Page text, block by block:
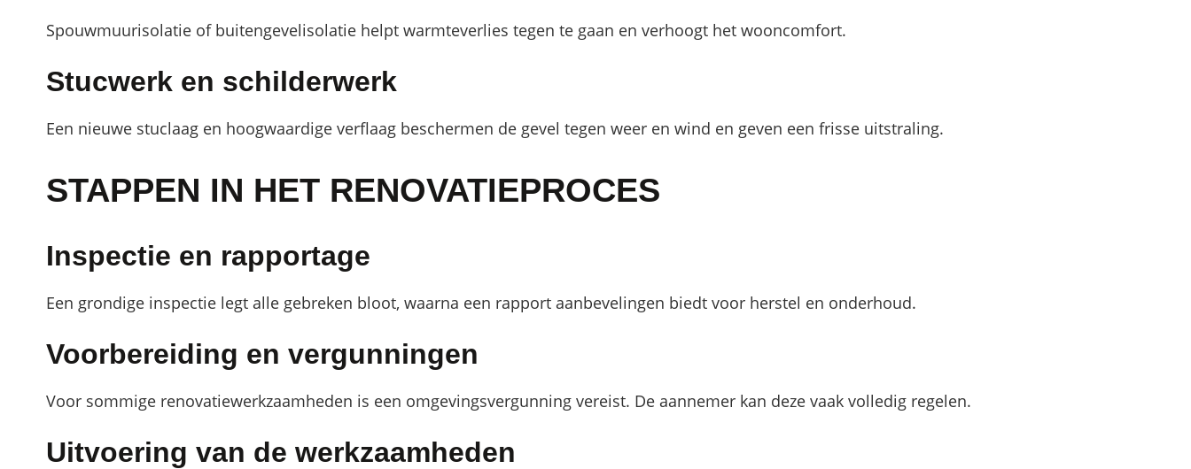
Spouwmuurisolatie of buitengevelisolatie helpt warmteverlies tegen te gaan en verhoogt het wooncomfort.
Stucwerk en schilderwerk
Een nieuwe stuclaag en hoogwaardige verflaag beschermen de gevel tegen weer en wind en geven een frisse uitstraling.
STAPPEN IN HET RENOVATIEPROCES
Inspectie en rapportage
Een grondige inspectie legt alle gebreken bloot, waarna een rapport aanbevelingen biedt voor herstel en onderhoud.
Voorbereiding en vergunningen
Voor sommige renovatiewerkzaamheden is een omgevingsvergunning vereist. De aannemer kan deze vaak volledig regelen.
Uitvoering van de werkzaamheden